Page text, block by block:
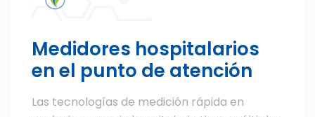
Medidores hospitalarios
en el punto de atención
Las tecnologías de medición rápida en